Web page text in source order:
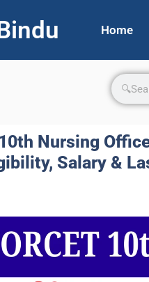
Home
Nursing
Salary &